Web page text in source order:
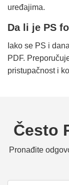
uređajima.
Da li je PS
Iako se PS i
PDF.
pristupačnost i
Često
Pronađite